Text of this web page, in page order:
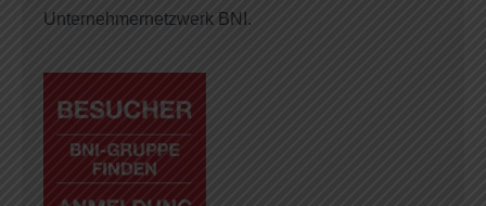
Unternehmernetzwerk BNI.